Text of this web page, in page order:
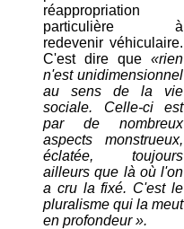
réappropriation
particulière à
redevenir véhiculaire.
C'est dire que «rien
n'est unidimensionnel
au sens de la vie
sociale. Celle-ci est
par de nombreux
aspects monstrueux,
éclatée, toujours
ailleurs que là où l'on
a cru la fixé. C'est le
pluralisme qui la meut
en profondeur ».